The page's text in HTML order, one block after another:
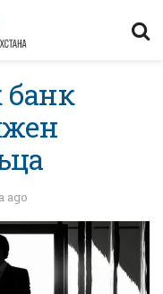
ago